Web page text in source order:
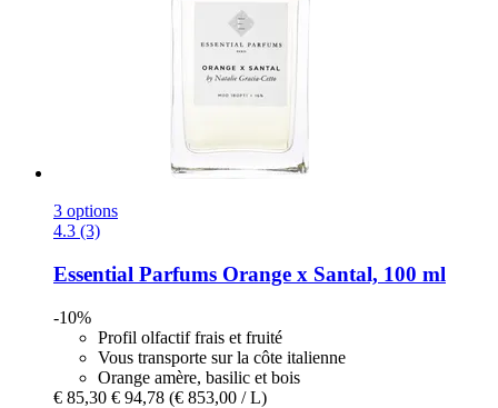
3 options
4.3 (3)
Essential Parfums Orange x Santal, 100 ml
-10%
Profil olfactif frais et fruité
Vous transporte sur la côte italienne
Orange amère, basilic et bois
€ 85,30 € 94,78 (€ 853,00 / L)